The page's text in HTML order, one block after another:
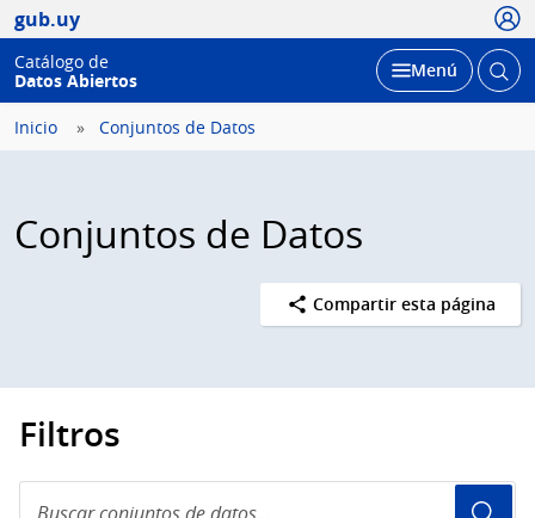
gub.uy
Catálogo de
Datos Abiertos
Desplegar
Menú Abrir
Inicio Conjuntos de Datos
Conjuntos de Datos
Compartir esta página
Filtros